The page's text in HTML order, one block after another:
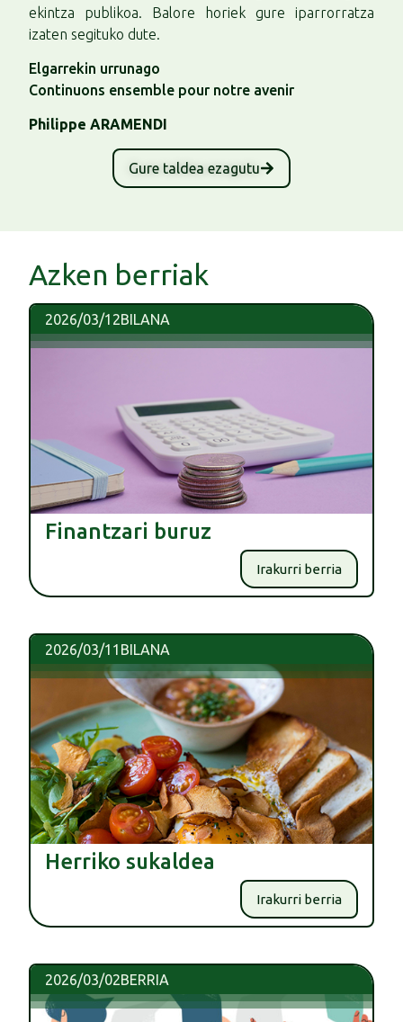
ekintza publikoa. Balore horiek gure iparrorratza
izaten segituko dute.
Elgarrekin urrunago
Continuons ensemble pour notre avenir
Philippe ARAMENDI
Gure taldea ezagutu
Azken berriak
2026/03/12BILANA
Finantzari buruz
Irakurri berria
2026/03/11 BILANA
Herriko sukaldea
Irakurri berria
2026/03/02BERRIA